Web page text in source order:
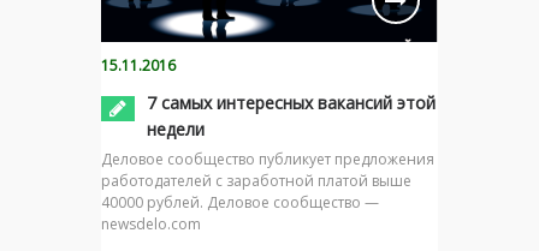
15.11.2016
7 самых интересных вакансий этой
недели
Деловое сообщество публикует предложения
работодателей с заработной платой выше
40000 рублей. Деловое сообщество —
newsdelo.com